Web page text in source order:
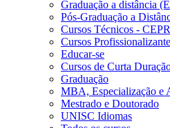
Graduação a distância
Pós-Graduação a
Cursos Técnicos -
Cursos
Educar-se
Cursos de Curta
Graduação
MBA, Especialização e
Mestrado e Doutorado
UNISC Idiomas